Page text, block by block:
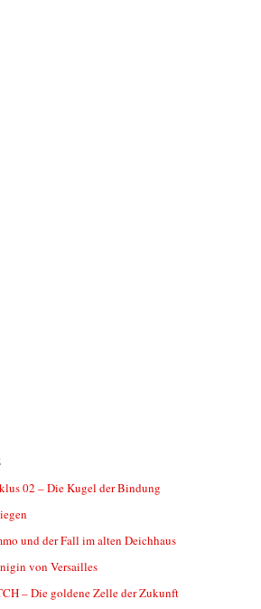
02 – Die Kugel der Bindung
und der Fall im alten Deichhaus
von Versailles
– Die goldene Zelle der Zukunft